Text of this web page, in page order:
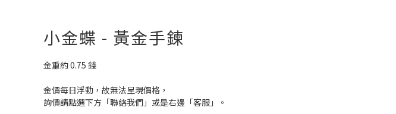
小金蝶 - 黃金手鍊
金重約 0.75 錢
金價每日浮動，故無法呈現價格，
詢價請點選下方「聯絡我們」或是右邊「客服」。